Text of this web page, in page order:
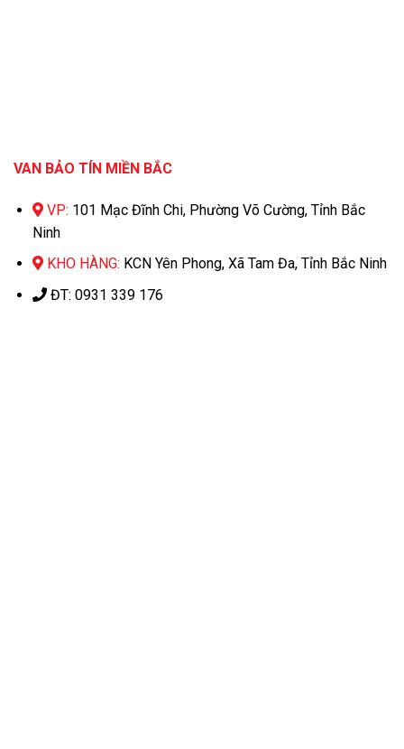
VAN BẢO TÍN MIỀN BẮC
VP: 101 Mạc Đĩnh Chi, Phường Võ Cường, Tỉnh Bắc
Ninh
KHO HÀNG: KCN Yên Phong, Xã Tam Đa, Tỉnh Bắc Ninh
ĐT: 0931 339 176